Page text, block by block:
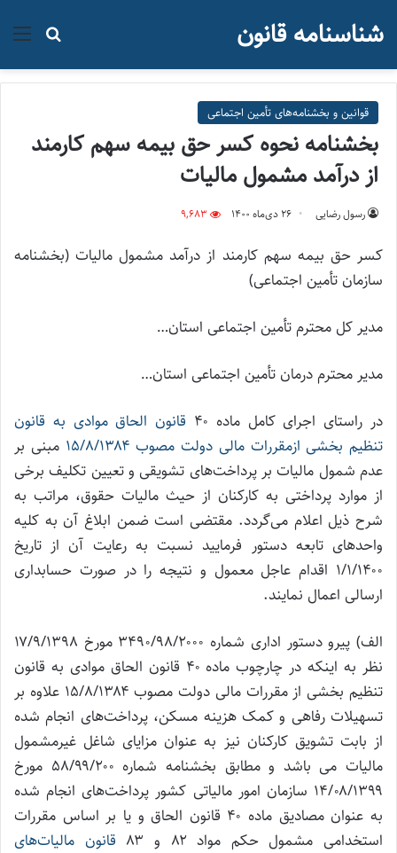
جستجو شناسنامه قانون
قوانین و بخشنامه‌های تأمین اجتماعی
بخشنامه نحوه کسر حق بیمه سهم کارمند
از درآمد مشمول مالیات
رسول رضایی ۲۶ دی‌ماه ۱۴۰۰ 9,683
کسر حق بیمه سهم کارمند از درآمد مشمول مالیات (بخشنامه
سازمان تأمین اجتماعی)
مدیر کل محترم تأمین اجتماعی استان…
مدیر محترم درمان تأمین اجتماعی استان…
در راستای اجرای کامل ماده ۴۰
قانون الحاق موادی به قانون
تنظیم بخشی ازمقررات مالی دولت مصوب ۱۵/۸/۱۳۸۴
مبنی بر
عدم شمول مالیات بر پرداخت‌های تشویقی و تعیین تکلیف برخی
از موارد پرداختی به کارکنان از حیث مالیات حقوق، مراتب به
شرح ذیل اعلام می‌گردد. مقتضی است ضمن ابلاغ آن به کلیه
واحدهای تابعه دستور فرمایید نسبت به رعایت آن از تاریخ
۱/۱/۱۴۰۰ اقدام عاجل معمول و نتیجه را در صورت حسابداری
ارسالی اعمال نمایند.
الف) پیرو دستور اداری شماره ۳۴۹۰/۹۸/۲۰۰۰ مورخ ۱۷/۹/۱۳۹۸
نظر به اینکه در چارچوب ماده ۴۰ قانون الحاق موادی به قانون
تنظیم بخشی از مقررات مالی دولت مصوب ۱۵/۸/۱۳۸۴ علاوه بر
تسهیلات رفاهی و کمک هزینه مسکن، پرداخت‌های انجام شده
از بابت تشویق کارکنان نیز به عنوان مزایای شاغل غیرمشمول
مالیات می باشد و مطابق بخشنامه شماره ۵۸/۹۹/۲۰۰ مورخ
۱۴/۰۸/۱۳۹۹ سازمان امور مالیاتی کشور پرداخت‌های انجام شده
به عنوان مصادیق ماده ۴۰ قانون الحاق و یا بر اساس مقررات
استخدامی مشمول حکم مواد ۸۲ و ۸۳
قانون مالیات‌های